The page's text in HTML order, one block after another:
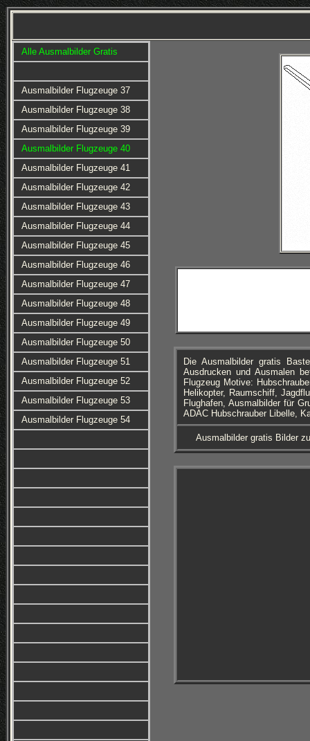
Alle Ausmalbilder Gratis
Ausmalbilder Flugzeuge 37
Ausmalbilder Flugzeuge 38
Ausmalbilder Flugzeuge 39
Ausmalbilder Flugzeuge 40
Ausmalbilder Flugzeuge 41
Ausmalbilder Flugzeuge 42
Ausmalbilder Flugzeuge 43
Ausmalbilder Flugzeuge 44
Ausmalbilder Flugzeuge 45
Ausmalbilder Flugzeuge 46
Ausmalbilder Flugzeuge 47
Ausmalbilder Flugzeuge 48
Ausmalbilder Flugzeuge 49
Ausmalbilder Flugzeuge 50
Ausmalbilder Flugzeuge 51
Ausmalbilder Flugzeuge 52
Ausmalbilder Flugzeuge 53
Ausmalbilder Flugzeuge 54
Die Ausmalbilder gratis
Ausdrucken und Ausmalen
Flugzeug Motive:
Helikopter, Raumschiff,
Flughafen, Ausmalbilder für
ADAC Hubschrauber Libelle,
Ausmalbilder gratis Bilder